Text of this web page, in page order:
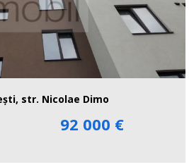
str. Nicolae Dimo
92 000 €